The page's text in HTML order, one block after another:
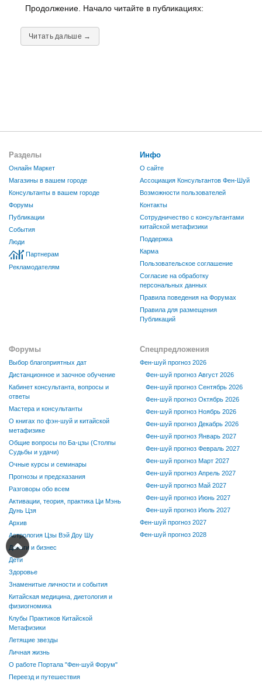
Продолжение. Начало читайте в публикациях:
Читать дальше →
Разделы
Онлайн Маркет
Магазины в вашем городе
Консультанты в вашем городе
Форумы
Публикации
События
Люди
Партнерам
Рекламодателям
Инфо
О сайте
Ассоциация Консультантов Фен-Шуй
Возможности пользователей
Контакты
Сотрудничество с консультантами
китайской метафизики
Поддержка
Карма
Пользовательское соглашение
Согласие на обработку
персональных данных
Правила поведения на Форумах
Правила для размещения
Публикаций
Форумы
Выбор благоприятных дат
Дистанционное и заочное обучение
Кабинет консультанта, вопросы и
ответы
Мастера и консультанты
О книгах по фэн-шуй и китайской
метафизике
Общие вопросы по Ба-цзы (Столпы
Судьбы и удачи)
Очные курсы и семинары
Прогнозы и предсказания
Разговоры обо всем
Активации, теория, практика Ци Мэнь
Дунь Цзя
Архив
Астрология Цзы Вэй Доу Шу
Деньги и бизнес
Дети
Здоровье
Знаменитые личности и события
Китайская медицина, диетология и
физиогномика
Клубы Практиков Китайской
Метафизики
Летящие звезды
Личная жизнь
О работе Портала "Фен-шуй Форум"
Переезд и путешествия
Спецпредложения
Фен-шуй прогноз 2026
Фен-шуй прогноз Август 2026
Фен-шуй прогноз Сентябрь 2026
Фен-шуй прогноз Октябрь 2026
Фен-шуй прогноз Ноябрь 2026
Фен-шуй прогноз Декабрь 2026
Фен-шуй прогноз Январь 2027
Фен-шуй прогноз Февраль 2027
Фен-шуй прогноз Март 2027
Фен-шуй прогноз Апрель 2027
Фен-шуй прогноз Май 2027
Фен-шуй прогноз Июнь 2027
Фен-шуй прогноз Июль 2027
Фен-шуй прогноз 2027
Фен-шуй прогноз 2028